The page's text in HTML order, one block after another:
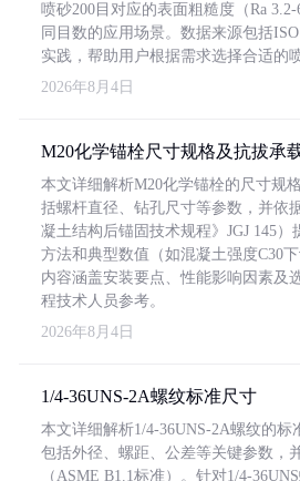
喷砂200目对应的表面粗糙度（Ra
同目数的应用场景。数据来源包括
实践，帮助用户根据需求选择合适的
2026年8月4日
M20化学锚栓尺寸规格及抗拔承
本文详细解析M20化学锚栓的尺寸规
括螺杆直径、钻孔尺寸等参数，并依
凝土结构后锚固技术规程》JGJ 145
方法和典型数值（如混凝土强度C30下
内容涵盖安装要点、性能影响因素及
程技术人员参考。
2026年8月4日
1/4-36UNS-2A螺纹标准尺寸
本文详细解析1/4-36UNS-2A螺纹的标
包括外径、螺距、公差等关键参数，
（ASME B1.1标准）。针对1/4-